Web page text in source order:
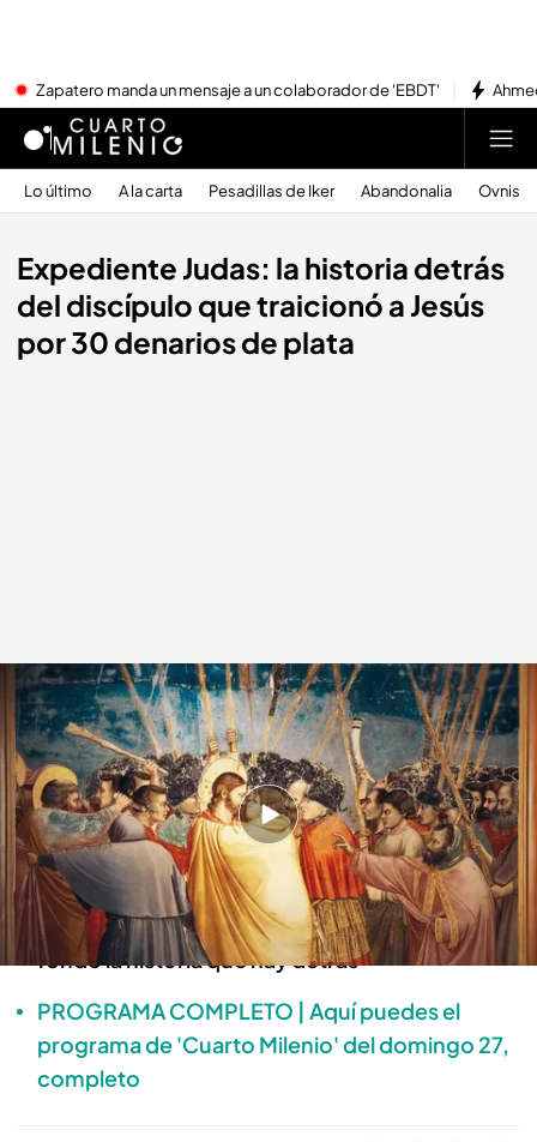
Zapatero manda un mensaje a un colaborador de 'EBDT'
Lo último A la carta Pesadillas de Iker Abandonalia Ovnis
Expediente Judas: la historia detrás
del discípulo que traicionó a Jesús
por 30 denarios de plata
Iker Jiménez y José María Zabala investigan la historia de Judas
Cuarto Milenio
28 ABR 2025 - 00:15h.
Todo sobre Judas, el discípulo que traicionó a
Jesús
Iker Jiménez y José María Zabala investigan a
fondo la historia que hay detrás
PROGRAMA COMPLETO | Aquí puedes el
programa de 'Cuarto Milenio' del domingo 27,
completo